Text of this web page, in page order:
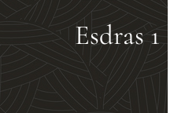
Esdras 1